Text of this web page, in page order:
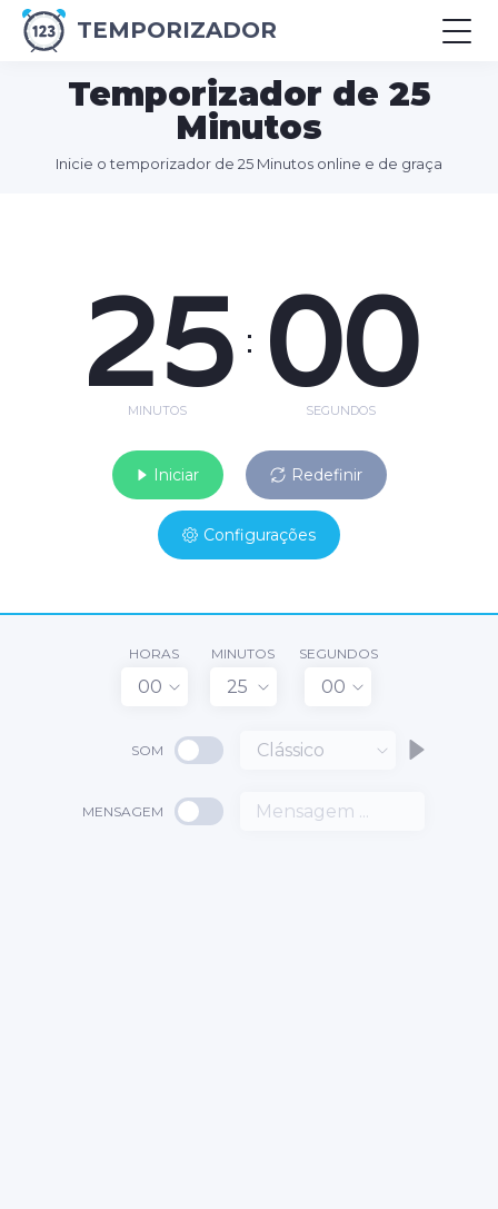
TEMPORIZADOR
Temporizador de 25
Minutos
Inicie o temporizador de 25 Minutos online e de graça
25
MINUTOS
: 00
SEGUNDOS
Iniciar Redefinir
Configurações
HORAS
00
MINUTOS
25
SEGUNDOS
00
SOM Clássico
MENSAGEM